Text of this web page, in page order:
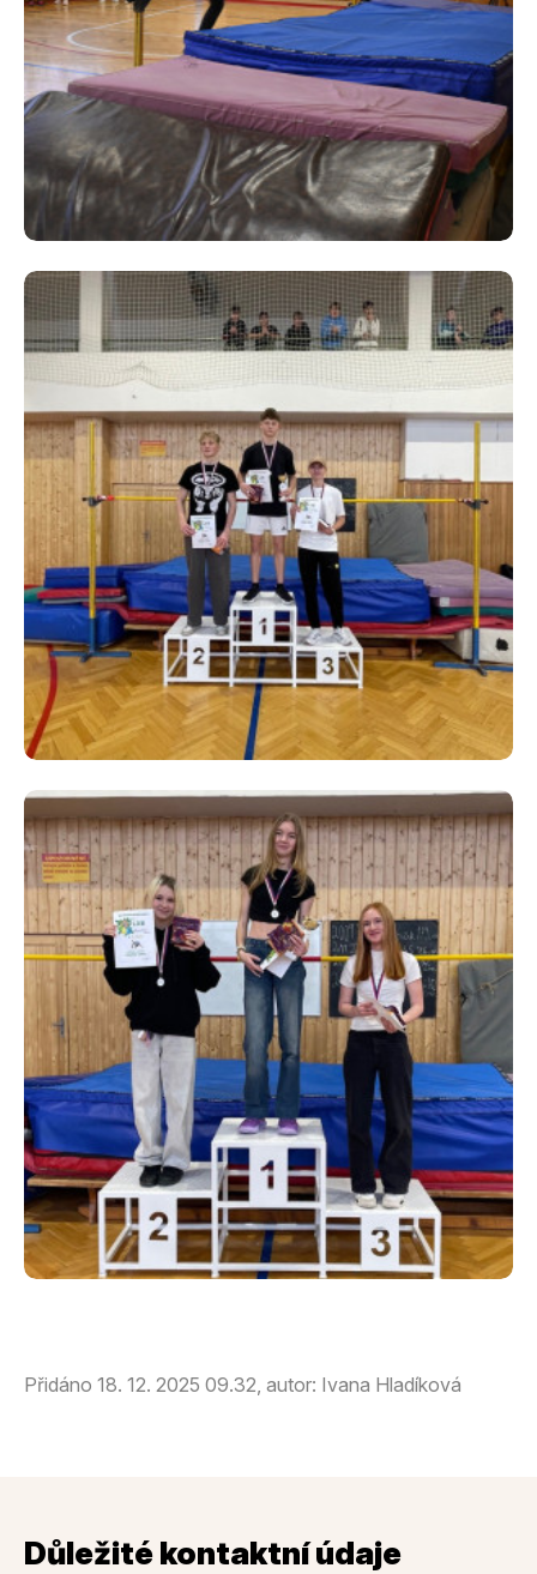
Přidáno 18. 12. 2025 09.32, autor: Ivana Hladíková
Důležité kontaktní údaje